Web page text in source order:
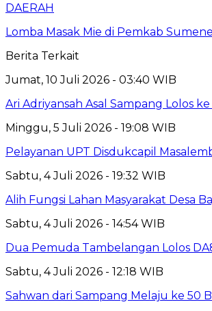
DAERAH
Lomba Masak Mie di Pemkab
Berita Terkait
Jumat, 10 Juli 2026 - 03:40 WIB
Ari Adriyansah Asal Sampang Lolos
Minggu, 5 Juli 2026 - 19:08 WIB
Pelayanan UPT Disdukcapil
Sabtu, 4 Juli 2026 - 19:32 WIB
Alih Fungsi Lahan Masyarakat Desa
Sabtu, 4 Juli 2026 - 14:54 WIB
Dua Pemuda Tambelangan Lolos
Sabtu, 4 Juli 2026 - 12:18 WIB
Sahwan dari Sampang Melaju ke 50